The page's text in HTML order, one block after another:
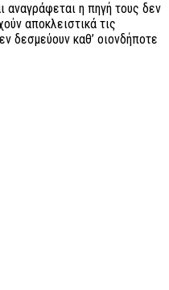
αναγράφεται η πηγή τους δεν
αποκλειστικά τις
δεσμεύουν καθ’ οιονδήποτε